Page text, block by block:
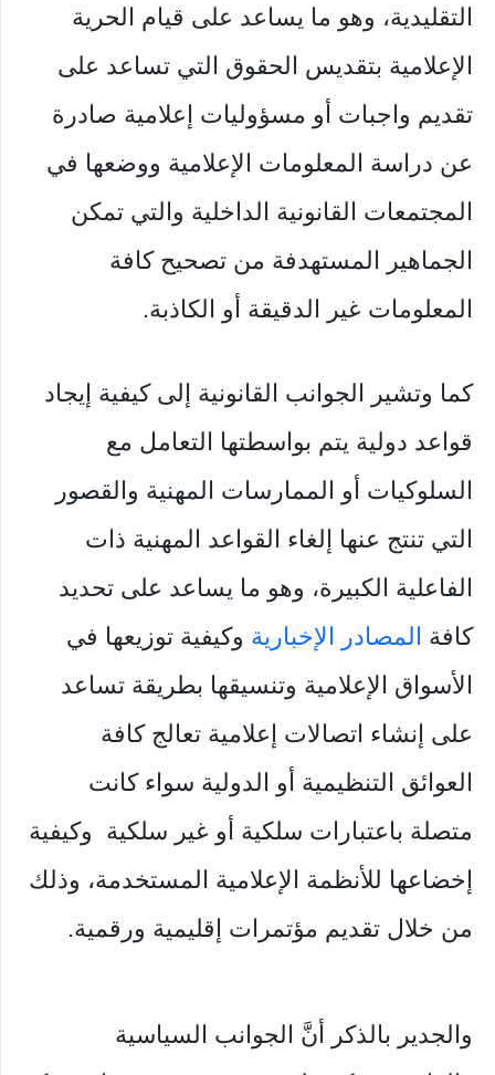
التقليدية، وهو ما يساعد على قيام الحرية
الإعلامية بتقديس الحقوق التي تساعد على
تقديم واجبات أو مسؤوليات إعلامية صادرة
عن دراسة المعلومات الإعلامية ووضعها في
المجتمعات القانونية الداخلية والتي تمكن
الجماهير المستهدفة من تصحيح كافة
المعلومات غير الدقيقة أو الكاذبة.
‏كما وتشير الجوانب القانونية إلى كيفية إيجاد
قواعد دولية يتم بواسطتها التعامل مع
السلوكيات أو الممارسات المهنية والقصور
التي تنتج عنها إلغاء القواعد المهنية ذات
الفاعلية الكبيرة، وهو ما يساعد على تحديد
كافة المصادر الإخبارية وكيفية توزيعها في
الأسواق الإعلامية وتنسيقها بطريقة تساعد
على إنشاء ‏اتصالات إعلامية تعالج كافة
العوائق التنظيمية أو الدولية سواء كانت
متصلة باعتبارات سلكية أو غير سلكية وكيفية
إخضاعها للأنظمة الإعلامية المستخدمة، وذلك
من خلال تقديم ‏مؤتمرات إقليمية ورقمية.
‏والجدير بالذكر أنَّ الجوانب السياسية